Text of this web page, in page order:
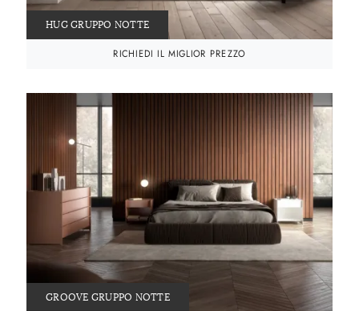
HUG GRUPPO NOTTE
RICHIEDI IL MIGLIOR PREZZO
GROOVE GRUPPO NOTTE